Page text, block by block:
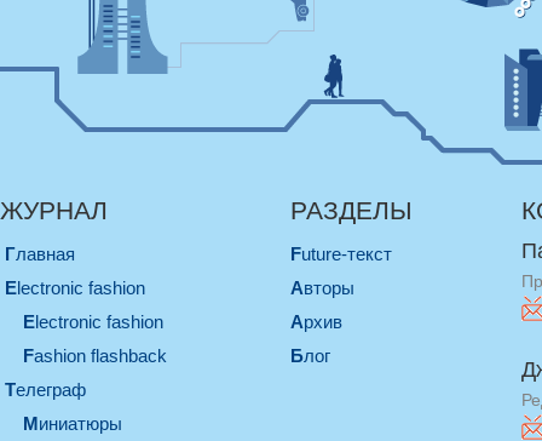
ЖУРНАЛ
Главная
electronic fashion
electronic fashion
Fashion flashback
телеграф
миниатюры
РАЗДЕЛЫ
Future-текст
Авторы
Архив
Блог